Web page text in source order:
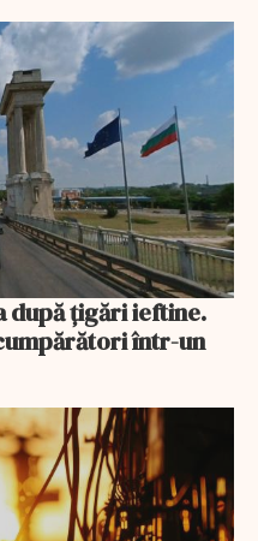
după țigări ieftine.
într-un